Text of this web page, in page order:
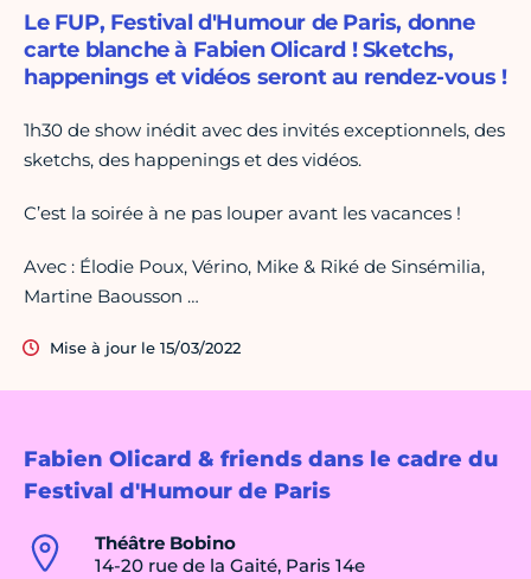
Fabien Olicard & friends dans le cadre du
Festival d'Humour de Paris
Théâtre Bobino
14-20 rue de la Gaité, Paris 14e
Le FUP, Festival d'Humour de Paris, donne
carte blanche à Fabien Olicard ! Sketchs,
happenings et vidéos seront au rendez-vous !
1h30 de show inédit avec des invités exceptionnels, des
sketchs, des happenings et des vidéos.
C’est la soirée à ne pas louper avant les vacances !
Avec : Élodie Poux, Vérino, Mike & Riké de Sinsémilia,
Martine Baousson …
Mise à jour le 15/03/2022